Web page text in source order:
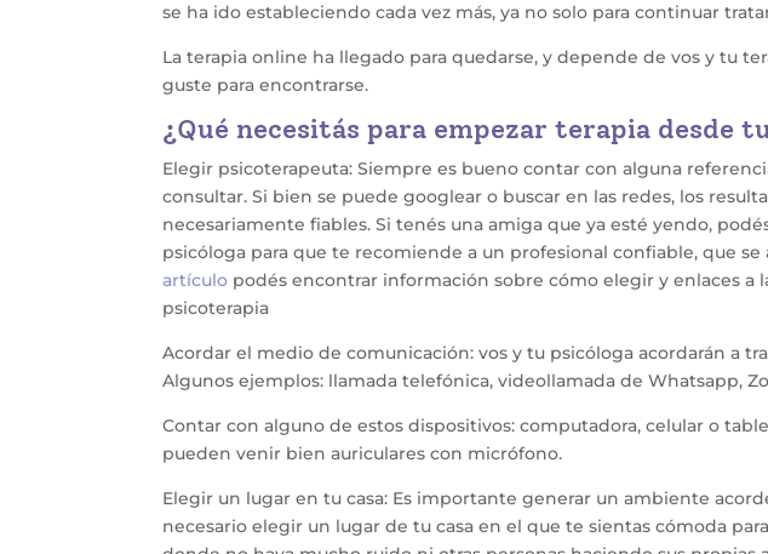
se ha ido estableciendo cada vez más, ya no solo para continuar
La terapia online ha llegado para quedarse, y depende de vos y tu
guste para encontrarse.
¿Qué necesitás para empezar terapia desde
Elegir psicoterapeuta: Siempre es bueno contar con alguna
consultar. Si bien se puede googlear o buscar en las redes, los
necesariamente fiables. Si tenés una amiga que ya esté yendo,
psicóloga para que te recomiende a un profesional confiable, que
artículo podés encontrar información sobre cómo elegir y enlaces
psicoterapia
Acordar el medio de comunicación: vos y tu psicóloga acordarán a
Algunos ejemplos: llamada telefónica, videollamada de Whatsapp,
Contar con alguno de estos dispositivos: computadora, celular o
pueden venir bien auriculares con micrófono.
Elegir un lugar en tu casa: Es importante generar un ambiente
necesario elegir un lugar de tu casa en el que te sientas cómoda